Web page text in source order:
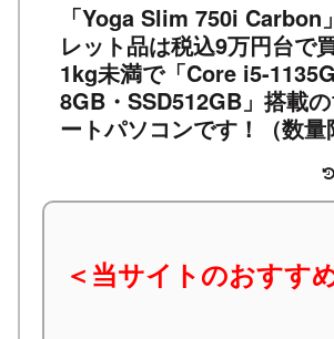
「Yoga Slim 750i Carbon
レット品は税込9万円台で
1kg未満で「Core i5-
8GB・SSD512GB」搭載
ートパソコンです！（数量
＜当サイトのおすす